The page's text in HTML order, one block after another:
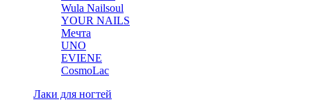
Wula Nailsoul
YOUR NAILS
Мечта
UNO
EVIENE
CosmoLac
Лаки для ногтей